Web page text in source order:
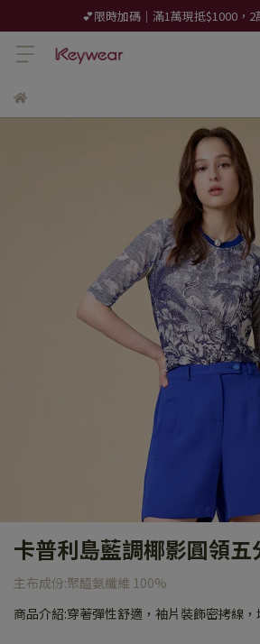
💕限時加碼｜滿1萬現抵$1000，2
卡普利島藍調椰影圓領五
主布成份:聚醯氨纖維 100%
商品介紹:穿著彈性舒適，袖片裝飾密拷線，